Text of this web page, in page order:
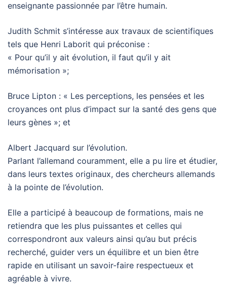
enseignante passionnée par l’être humain.
Judith Schmit s’intéresse aux travaux de scientifiques
tels que Henri Laborit qui préconise :
« Pour qu’il y ait évolution, il faut qu’il y ait
mémorisation »;
Bruce Lipton : « Les perceptions, les pensées et les
croyances ont plus d’impact sur la santé des gens que
leurs gènes »; et
Albert Jacquard sur l’évolution.
Parlant l’allemand couramment, elle a pu lire et étudier,
dans leurs textes originaux, des chercheurs allemands
à la pointe de l’évolution.
Elle a participé à beaucoup de formations, mais ne
retiendra que les plus puissantes et celles qui
correspondront aux valeurs ainsi qu’au but précis
recherché, guider vers un équilibre et un bien être
rapide en utilisant un savoir-faire respectueux et
agréable à vivre.